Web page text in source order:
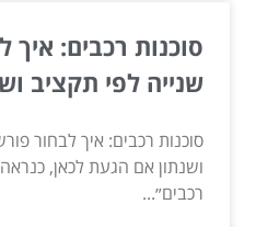
סוכנות רכבים: איך
שנייה לפי תקציב
סוכנות רכבים: איך לבחור
ושנתון אם הגעת לכאן,
רכבים״...